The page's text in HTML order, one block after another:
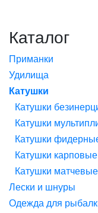
Каталог
Приманки
Удилища
Катушки
Катушки
Катушки
Катушки
Катушки карповые
Катушки матчевые
Лески и шнуры
Одежда для